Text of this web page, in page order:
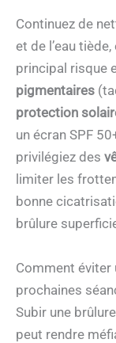
Continuez de
et de l’eau
principal risque
pigmentaires
protection
un écran SPF
privilégiez des
limiter les
bonne
brûlure
Comment éviter
prochaines
Subir une
peut rendre